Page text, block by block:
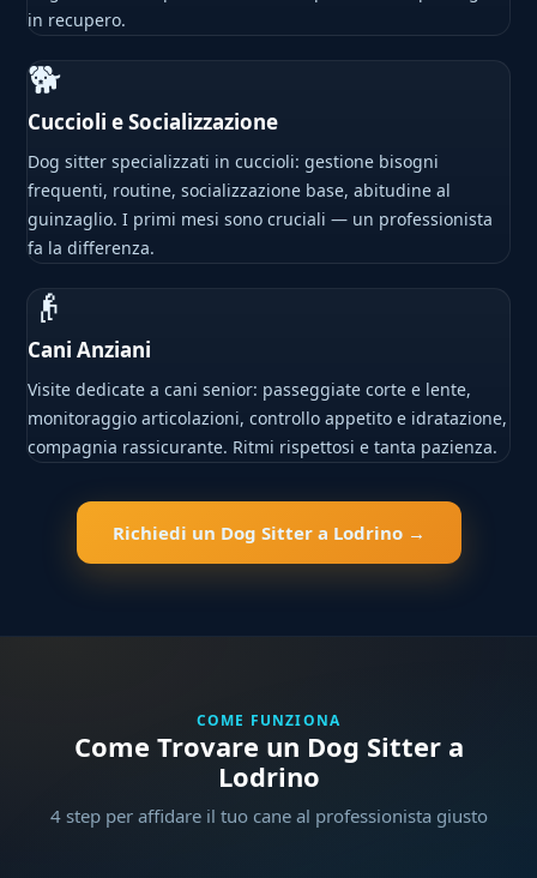
in recupero.
🐕
Cuccioli e Socializzazione
Dog sitter specializzati in cuccioli: gestione bisogni
frequenti, routine, socializzazione base, abitudine al
guinzaglio. I primi mesi sono cruciali — un professionista
fa la differenza.
👴
Cani Anziani
Visite dedicate a cani senior: passeggiate corte e lente,
monitoraggio articolazioni, controllo appetito e idratazione,
compagnia rassicurante. Ritmi rispettosi e tanta pazienza.
Richiedi un Dog Sitter a Lodrino →
COME FUNZIONA
Come Trovare un Dog Sitter a
Lodrino
4 step per affidare il tuo cane al professionista giusto